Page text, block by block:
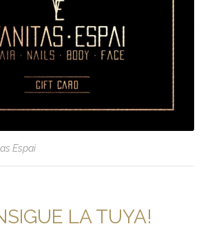
Espai
LA TUYA!